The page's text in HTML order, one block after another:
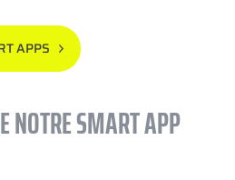
des machines
APPS
NOTRE SMART APP